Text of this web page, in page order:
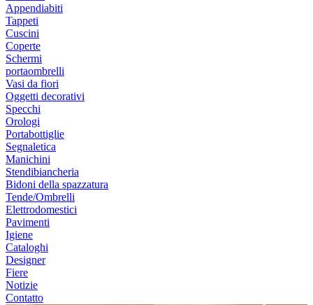
Appendiabiti
Tappeti
Cuscini
Coperte
Schermi
portaombrelli
Vasi da fiori
Oggetti decorativi
Specchi
Orologi
Portabottiglie
Segnaletica
Manichini
Stendibiancheria
Bidoni della spazzatura
Tende/Ombrelli
Elettrodomestici
Pavimenti
Igiene
Cataloghi
Designer
Fiere
Notizie
Contatto